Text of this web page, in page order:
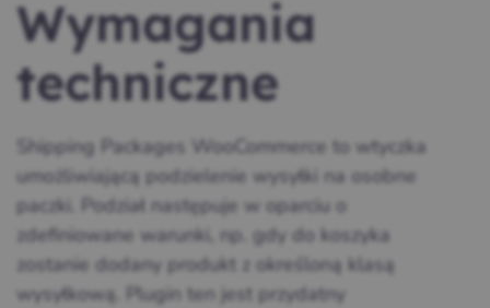
Wymagania
techniczne
Shipping Packages WooCommerce to wtyczka
umożliwiającą podzielenie wysyłki na osobne
paczki. Podział następuje w oparciu o
zdefiniowane warunki, np. gdy do koszyka
zostanie dodany produkt z określoną klasą
wysyłkową. Plugin ten jest przydatny